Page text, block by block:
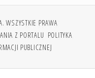
WSZYSTKIE PRAWA
Z PORTALU POLITYKA
PUBLICZNEJ